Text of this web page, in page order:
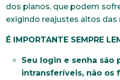
dos planos, que podem
exigindo reajustes altos das
É IMPORTANTE SEMPRE
Seu login e senha são
intransferíveis, não os
Área de interesse
Anexar currículo*